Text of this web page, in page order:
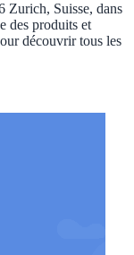
Zurich, Suisse, dans
des produits et
découvrir tous les